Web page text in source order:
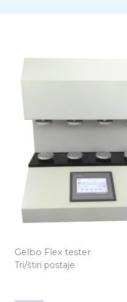
Gelbo Flex tester
Tri/štiri postaje